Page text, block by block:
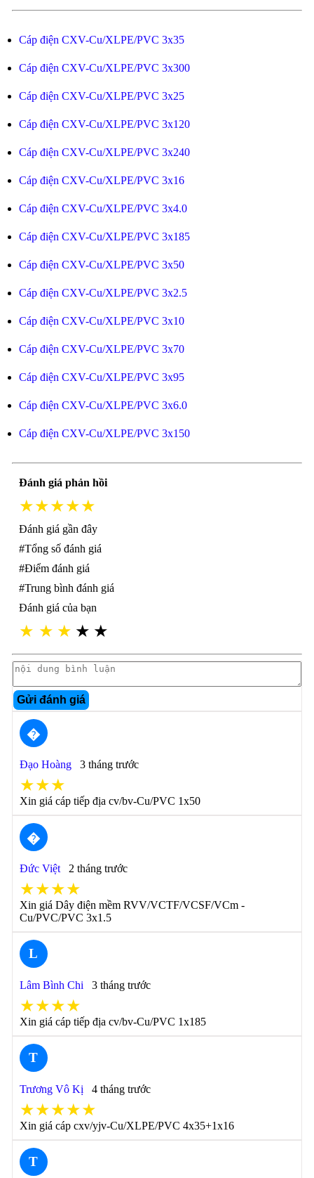
Cáp điện CXV-Cu/XLPE/PVC 3x35
Cáp điện CXV-Cu/XLPE/PVC 3x300
Cáp điện CXV-Cu/XLPE/PVC 3x25
Cáp điện CXV-Cu/XLPE/PVC 3x120
Cáp điện CXV-Cu/XLPE/PVC 3x240
Cáp điện CXV-Cu/XLPE/PVC 3x16
Cáp điện CXV-Cu/XLPE/PVC 3x4.0
Cáp điện CXV-Cu/XLPE/PVC 3x185
Cáp điện CXV-Cu/XLPE/PVC 3x50
Cáp điện CXV-Cu/XLPE/PVC 3x2.5
Cáp điện CXV-Cu/XLPE/PVC 3x10
Cáp điện CXV-Cu/XLPE/PVC 3x70
Cáp điện CXV-Cu/XLPE/PVC 3x95
Cáp điện CXV-Cu/XLPE/PVC 3x6.0
Cáp điện CXV-Cu/XLPE/PVC 3x150
Đánh giá phản hồi
★★★★★
Đánh giá gần đây
#Tổng số đánh giá
#Điểm đánh giá
#Trung bình đánh giá
Đánh giá của bạn
★ ★ ★ ★ ★
Gửi đánh giá
�
Đạo Hoàng 3 tháng trước
★★★
Xin giá cáp tiếp địa cv/bv-Cu/PVC 1x50
�
Đức Việt 2 tháng trước
★★★★
Xin giá Dây điện mềm RVV/VCTF/VCSF/VCm -
Cu/PVC/PVC 3x1.5
L
Lâm Bình Chi 3 tháng trước
★★★★
Xin giá cáp tiếp địa cv/bv-Cu/PVC 1x185
T
Trương Vô Kị 4 tháng trước
★★★★★
Xin giá cáp cxv/yjv-Cu/XLPE/PVC 4x35+1x16
T